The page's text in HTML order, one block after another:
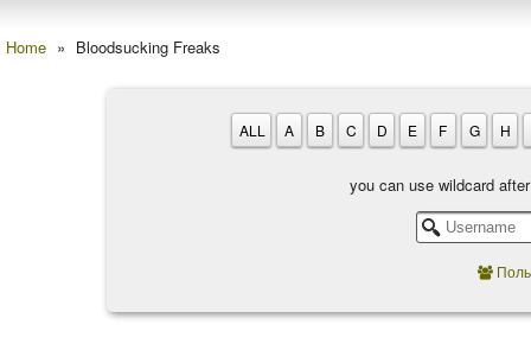
Home » Bloodsucking Freaks
ALL A B C D E F G H
you can use wildcard